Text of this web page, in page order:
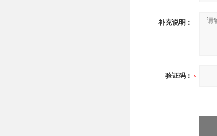
补充说明：
验证码：